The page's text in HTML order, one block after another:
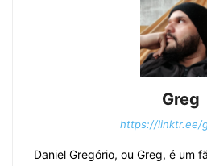
Greg
https://linktr.ee/
Daniel Gregório, ou Greg, é um